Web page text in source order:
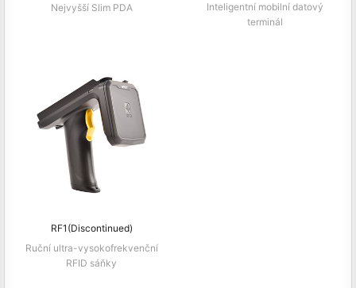
Nejvyšší Slim PDA
Inteligentní mobilní datový
terminál
RF1(Discontinued)
Ruční ultra-vysokofrekvenční
RFID sáňky